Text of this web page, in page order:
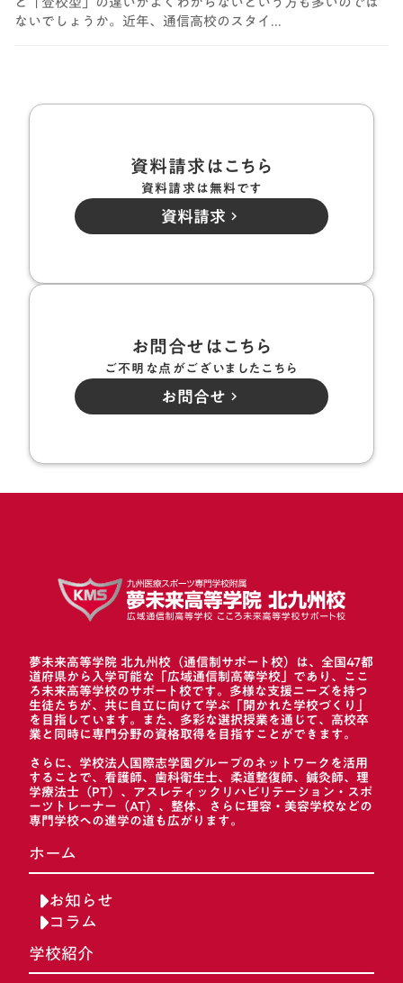
ないでしょうか。近年、通信高校のスタイ...
資料請求はこちら
資料請求は無料です
資料請求 keyboard_arrow_right
お問合せはこちら
ご不明な点がございましたこちら
お問合せ keyboard_arrow_right
夢未来高等学院 北九州校（通信制サポート校）は、全国47都
道府県から入学可能な「広域通信制高等学校」であり、ここ
ろ未来高等学校のサポート校です。多様な支援ニーズを持つ
生徒たちが、共に自立に向けて学ぶ「開かれた学校づくり」
を目指しています。また、多彩な選択授業を通じて、高校卒
業と同時に専門分野の資格取得を目指すことができます。
さらに、学校法人国際志学園グループのネットワークを活用
することで、看護師、歯科衛生士、柔道整復師、鍼灸師、理
学療法士（PT）、アスレティックリハビリテーション・スポ
ーツトレーナー（AT）、整体、さらに理容・美容学校などの
専門学校への進学の道も広がります。
ホーム
お知らせ
コラム
学校紹介